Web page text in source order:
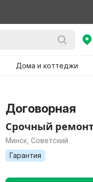
Дома и коттеджи
Договорная
Срочный
Минск, Советский
Гарантия